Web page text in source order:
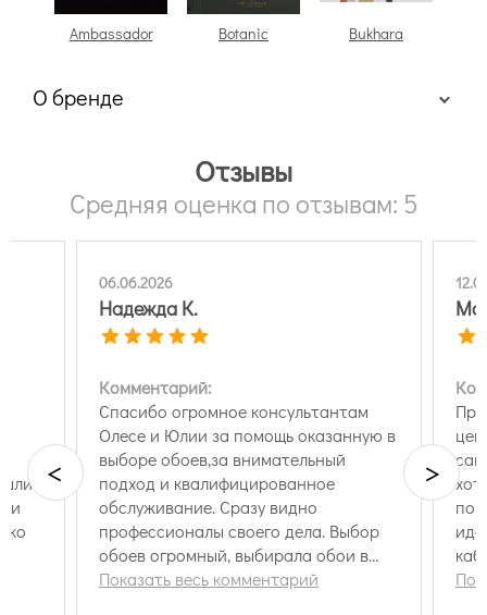
Ambassador Botanic Bukhara
О бренде
Отзывы
Средняя оценка по отзывам: 5
06.06.2026
Надежда К.
Комментарий:
Спасибо огромное консультантам
Олесе и Юлии за помощь оказанную в
выборе обоев,за внимательный
подход и квалифицированное
обслуживание. Сразу видно
профессионалы своего дела. Выбор
обоев огромный, выбирала обои в
детскую, всё сложилось. Приезжала с
Показать весь комментарий
по
< >